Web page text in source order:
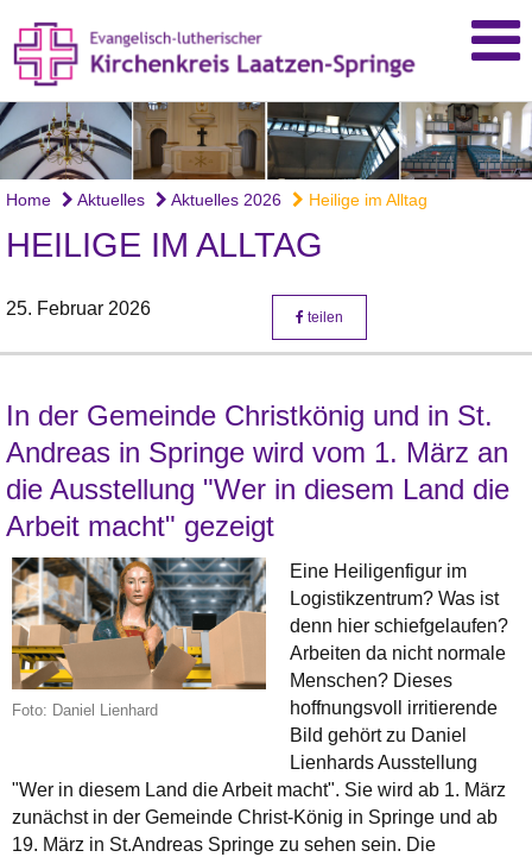
Home Aktuelles Aktuelles 2026 Heilige im Alltag
HEILIGE IM ALLTAG
25. Februar 2026 teilen
In der Gemeinde Christkönig und in St.
Andreas in Springe wird vom 1. März an
die Ausstellung "Wer in diesem Land die
Arbeit macht" gezeigt
Foto: Daniel Lienhard
Eine Heiligenfigur im
Logistikzentrum? Was ist
denn hier schiefgelaufen?
Arbeiten da nicht normale
Menschen? Dieses
hoffnungsvoll irritierende
Bild gehört zu Daniel
Lienhards Ausstellung
"Wer in diesem Land die Arbeit macht". Sie wird ab 1. März
zunächst in der Gemeinde Christ-König in Springe und ab
19. März in St.Andreas Springe zu sehen sein. Die